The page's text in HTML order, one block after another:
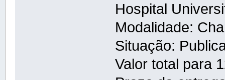
Hospital
Modalidade:
Situação:
Valor total para